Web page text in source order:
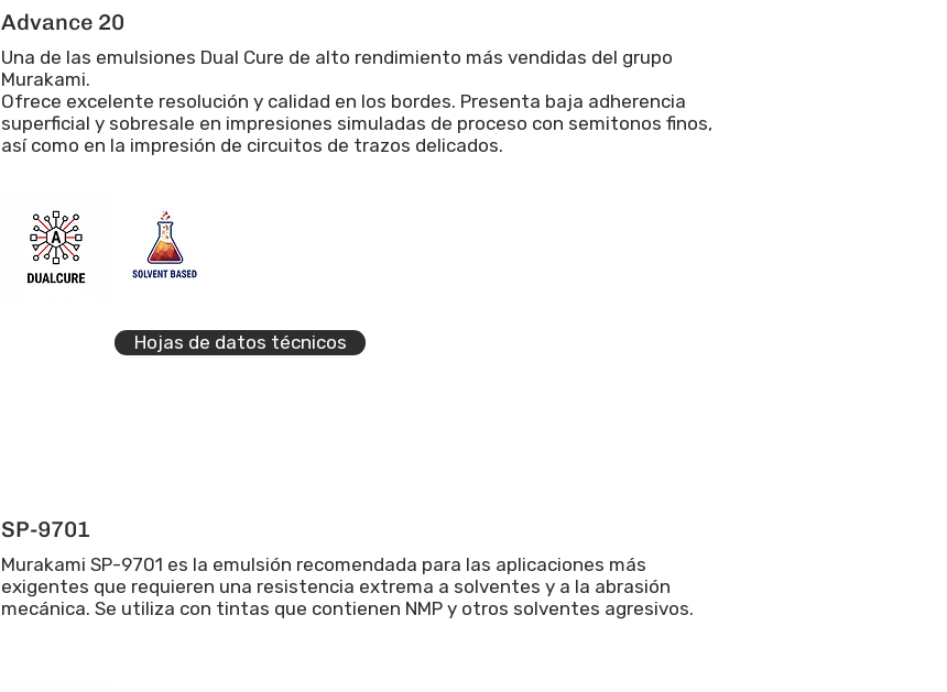
Advance 20
Una de las emulsiones Dual Cure de alto rendimiento más vendidas del grupo
Murakami.
Ofrece excelente resolución y calidad en los bordes. Presenta baja adherencia
superficial y sobresale en impresiones simuladas de proceso con semitonos finos,
así como en la impresión de circuitos de trazos delicados.
Hojas de datos técnicos
SP-9701
Murakami SP-9701 es la emulsión recomendada para las aplicaciones más
exigentes que requieren una resistencia extrema a solventes y a la abrasión
mecánica. Se utiliza con tintas que contienen NMP y otros solventes agresivos.